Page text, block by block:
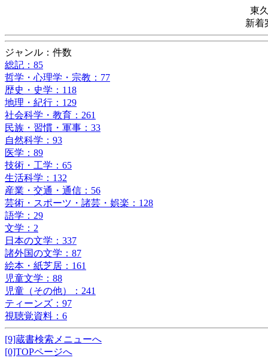
東
新着
ジャンル：件数
総記：85
哲学・心理学・宗教：77
歴史・史学：118
地理・紀行：129
社会科学・教育：261
民族・習慣・軍事：33
自然科学：93
医学：89
技術・工学：65
生活科学：132
産業・交通・通信：56
芸術・スポーツ・諸芸・娯楽：128
語学：29
文学：2
日本の文学：337
諸外国の文学：87
絵本・紙芝居：161
児童文学：88
児童（その他）：241
ティーンズ：97
視聴覚資料：6
[9]蔵書検索メニューへ
[0]TOPページへ